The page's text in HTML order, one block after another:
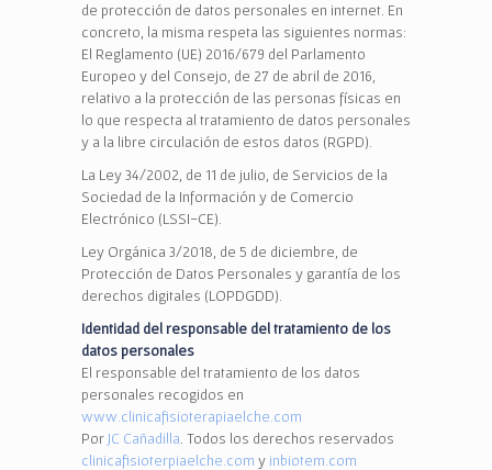
de protección de datos personales en internet. En
concreto, la misma respeta las siguientes normas:
El Reglamento (UE) 2016/679 del Parlamento
Europeo y del Consejo, de 27 de abril de 2016,
relativo a la protección de las personas físicas en
lo que respecta al tratamiento de datos personales
y a la libre circulación de estos datos (RGPD).
La Ley 34/2002, de 11 de julio, de Servicios de la
Sociedad de la Información y de Comercio
Electrónico (LSSI-CE).
Ley Orgánica 3/2018, de 5 de diciembre, de
Protección de Datos Personales y garantía de los
derechos digitales (LOPDGDD).
Identidad del responsable del tratamiento de los
datos personales
El responsable del tratamiento de los datos
personales recogidos en
www.clinicafisioterapiaelche.com
Por JC Cañadilla . Todos los derechos reservados
clinicafisioterpiaelche.com y inbiotem.com